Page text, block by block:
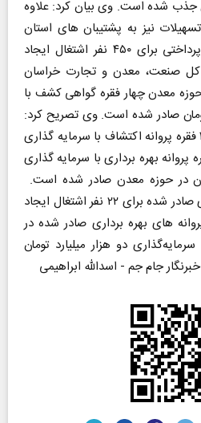
جذب شده است. وی بیان کرد: علاوه
تومان تسهیلات نیز به پشتیبان های استان
پرداخت شده که تسهیلات پرداختی برای ۴۵۰ نفر اشتغال ایجاد
صنعت، معدن و تجارت خراسان
معدن چهار فقره گواهی کشف با
۹۵۱ میلیون تومان صادر شده است. وی تصریح کرد:
علاوه بر آن طی این مدت ۱۷ فقره پروانه اکتشاف با سرمایه گذاری
پروانه بهره برداری با سرمایه گذاری
تومان در حوزه معدن صادر شده است.
کرمیان فر افزود: با پروانه‌های صادر شده برای ۲۲ نفر اشتغال ایجاد
های بهره برداری صادر شده در
۴۵ مورد با سرمایه‌گذاری دو هزار میلیارد تومان
جام جم - اسدالله ابراهیمی